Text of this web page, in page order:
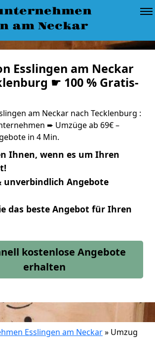
am Neckar
Esslingen am Neckar
☛ 100 % Gratis-
am Neckar nach Tecklenburg :
➨ Umzüge ab 69€ –
in 4 Min.
Ihnen, wenn es um Ihren
unverbindlich Angebote
das beste Angebot für Ihren
kostenlose Angebote
erhalten
Esslingen am Neckar» Umzug